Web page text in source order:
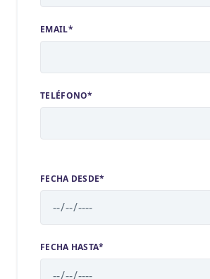
EMAIL*
TELÉFONO*
FECHA DESDE*
FECHA HASTA*